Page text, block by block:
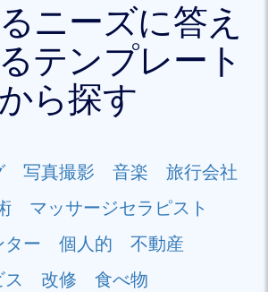
ニーズに答え
テンプレート
から探す
写真撮影 音楽
旅行会社
マッサージセラピスト
ター
個人的
不動産
改修
食べ物